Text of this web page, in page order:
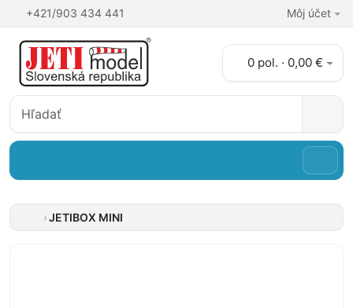
+421/903 434 441 Môj účet
0 pol. · 0,00 €
JETIBOX MINI